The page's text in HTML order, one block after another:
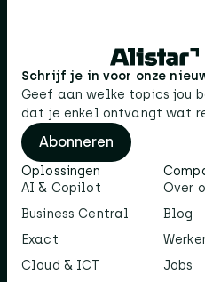
Schrijf je in voor onze
Geef aan welke topics jou
dat je enkel ontvangt wat
Abonneren
Oplossingen
AI & Copilot
Business Central
Exact
Cloud & ICT
Over
Blog
Jobs